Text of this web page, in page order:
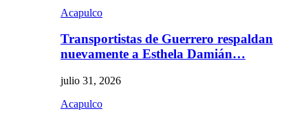
Acapulco
Transportistas de Guerrero respaldan
nuevamente a Esthela Damián…
julio 31, 2026
Acapulco